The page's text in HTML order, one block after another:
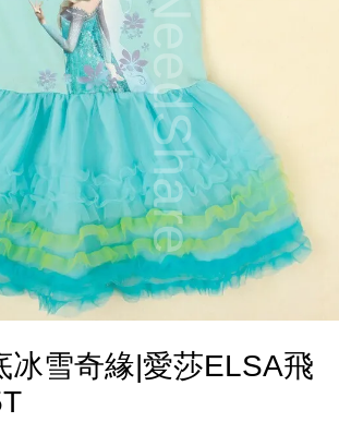
冰雪奇緣|愛莎ELSA飛